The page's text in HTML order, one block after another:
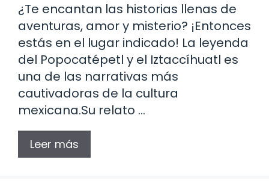
¿Te encantan las historias llenas de
aventuras, amor y misterio? ¡Entonces
estás en el lugar indicado! La leyenda
del Popocatépetl y el Iztaccíhuatl es
una de las narrativas más
cautivadoras de la cultura
mexicana.Su relato …
Leer más